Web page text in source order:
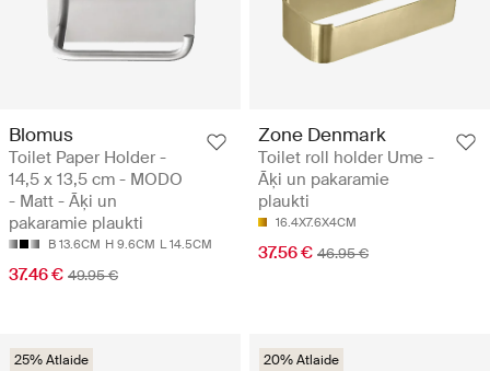
Blomus
Toilet Paper Holder -
14,5 x 13,5 cm - MODO
- Matt - Āķi un
pakaramie plaukti
B 13.6CM H 9.6CM L 14.5CM
37.46 € 49.95 €
Zone Denmark
Toilet roll holder Ume -
Āķi un pakaramie
plaukti
16.4X7.6X4CM
37.56 € 46.95 €
25% Atlaide 20% Atlaide